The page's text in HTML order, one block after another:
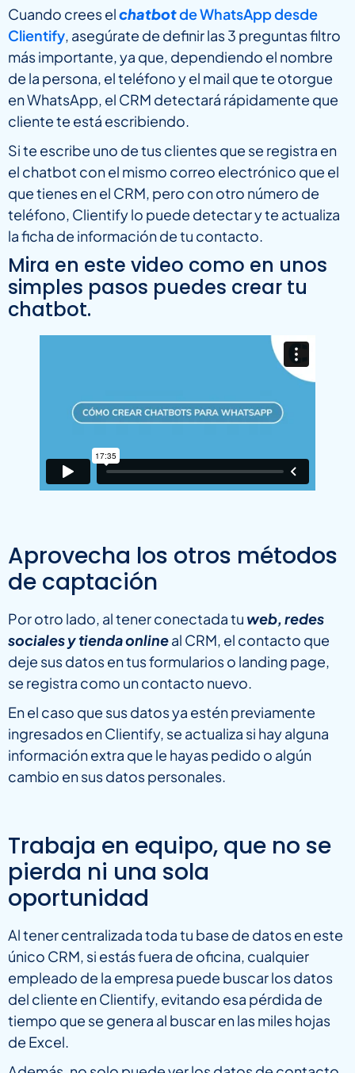
Cuando crees elchatbotde WhatsApp desde
Clientify, asegúrate de definir las 3 preguntas filtro
más importante, ya que, dependiendo el nombre
de la persona, el teléfono y el mail que te otorgue
en WhatsApp, el CRM detectará rápidamente que
cliente te está escribiendo.
Si te escribe uno de tus clientes que se registra en
el chatbot con el mismo correo electrónico que el
que tienes en el CRM, pero con otro número de
teléfono, Clientify lo puede detectar y te actualiza
la ficha de información de tu contacto.
Mira en este video como en unos
simples pasos puedes crear tu
chatbot.
Aprovecha los otros métodos
de captación
Por otro lado, al tener conectada tu web, redes
sociales y tienda onlineal CRM, el contacto que
deje sus datos en tus formularios o landing page,
se registra como un contacto nuevo.
En el caso que sus datos ya estén previamente
ingresados en Clientify, se actualiza si hay alguna
información extra que le hayas pedido o algún
cambio en sus datos personales.
Trabaja en equipo, que no se
pierda ni una sola
oportunidad
Al tener centralizada toda tu base de datos en este
único CRM, si estás fuera de oficina, cualquier
empleado de la empresa puede buscar los datos
del cliente en Clientify, evitando esa pérdida de
tiempo que se genera al buscar en las miles hojas
de Excel.